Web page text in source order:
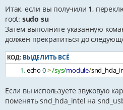
Итак, если вы получили 1,
root: sudo su
Затем выполните указанную
должен прекратиться до
КОД: ВЫДЕЛИТЬ ВСЁ
echo 0>/sys/module/
Если вы используете звуковую
поменять snd_hda_intel на